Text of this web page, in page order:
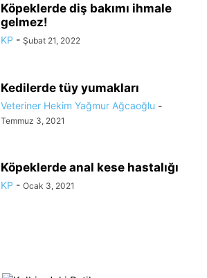
Köpeklerde diş bakımı ihmale
gelmez!
KP - Şubat 21, 2022
Kedilerde tüy yumakları
Veteriner Hekim Yağmur Ağcaoğlu -
Temmuz 3, 2021
Köpeklerde anal kese hastalığı
KP - Ocak 3, 2021